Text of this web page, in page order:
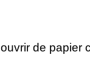
de papier